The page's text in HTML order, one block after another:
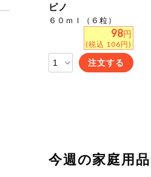
ピノ
６０ｍｌ（６粒）
98円
(税込 106円)
注文する
今週の家庭用